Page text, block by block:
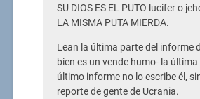
SU DIOS ES EL PUTO lucifer o
LA MISMA PUTA MIERDA.
Lean la última parte del informe
bien es un vende humo- la
último informe no lo escribe él,
reporte de gente de Ucrania.